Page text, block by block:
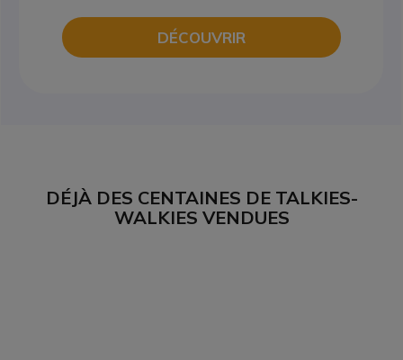
DÉCOUVRIR
DÉJÀ DES CENTAINES DE TALKIES-
WALKIES VENDUES